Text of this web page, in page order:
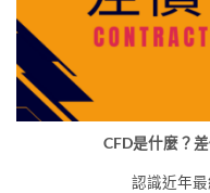
CFD是什麼？
認識近年